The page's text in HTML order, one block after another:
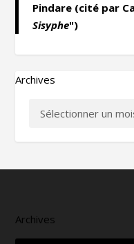
Pindare (cité par
Sisyphe")
Archives
Archives